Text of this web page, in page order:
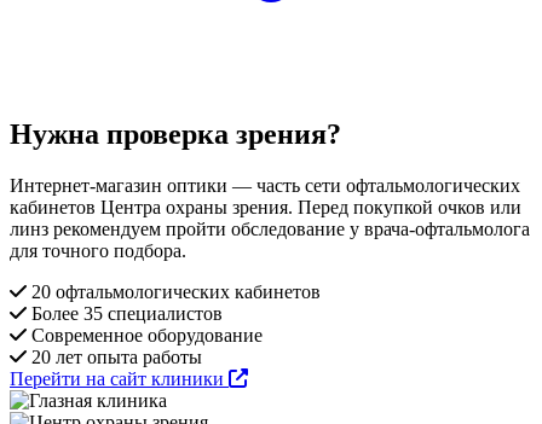
Нужна проверка зрения?
Интернет-магазин оптики — часть сети офтальмологических
кабинетов Центра охраны зрения. Перед покупкой очков или
линз рекомендуем пройти обследование у врача-офтальмолога
для точного подбора.
20 офтальмологических кабинетов
Более 35 специалистов
Современное оборудование
20 лет опыта работы
Перейти на сайт клиники